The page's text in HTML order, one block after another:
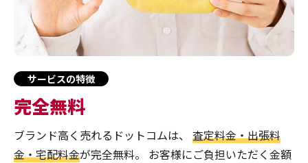
サービスの特徴
完全無料
ブランド高く売れるドットコムは、 査定料金・出張料
金・宅配料金が完全無料。 お客様にご負担いただく金額